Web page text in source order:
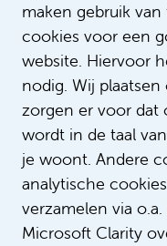
maken gebruik
cookies voor een
website. Hiervoor
nodig. Wij
zorgen er voor dat
wordt in de taal
je woont. Andere
analytische
verzamelen via
Microsoft Clarity
Deze
Klinisch
Pathologie
€ 6.911 - €
Laboratorium
Bepaalde tijd